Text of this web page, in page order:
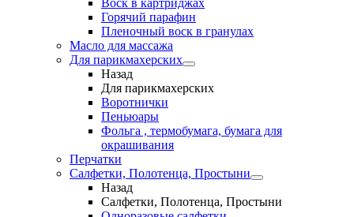
Воск в картриджах
Горячий парафин
Пленочный воск в гранулах
Масло для массажа
Для парикмахерских
Назад
Для парикмахерских
Воротнички
Пеньюары
Фольга , термобумага, бумага для
окрашивания
Перчатки
Салфетки, Полотенца, Простыни
Назад
Салфетки, Полотенца, Простыни